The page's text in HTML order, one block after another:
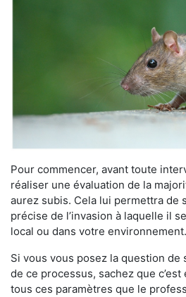
Pour commencer, avant toute
réaliser une évaluation de la
aurez subis. Cela lui permettra de
précise de l’invasion à laquelle il
local ou dans votre environnement.
Si vous vous posez la question de
de ce processus, sachez que
tous ces paramètres que le